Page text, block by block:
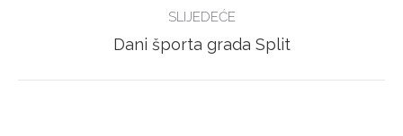
SLIJEDEĆE
Next
Dani športa grada Split